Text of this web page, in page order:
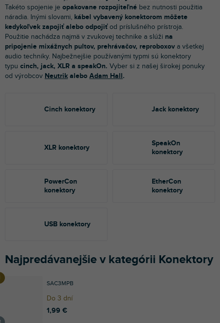
Takéto spojenie je opakovane rozpojiteľné bez nutnosti použitia
náradia. Inými slovami, kábel vybavený konektorom môžete
kedykoľvek zapojiť alebo odpojiťod príslušného prístroja.
Použitie nachádza najmä v zvukovej technike a slúži na
pripojenie mixážnych pultov, prehrávačov, reproboxov a všetkej
audio techniky. Najbežnejšie používanými typmi sú konektory
typu cinch, jack, XLR a speakOn. Vyber si z našej širokej ponuky
od výrobcov Neutrik alebo Adam Hall.
Cinch konektory Jack konektory
XLR konektory
SpeakOn
konektory
PowerCon
konektory
EtherCon
konektory
USB konektory
Najpredávanejšie v kategórii Konektory
SAC3MPB
Do 3 dní
1,99 €